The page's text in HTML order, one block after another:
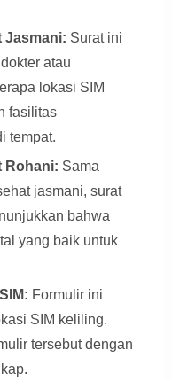
Jasmani: Surat ini
atau
lokasi SIM
fasilitas
tempat.
Rohani: Sama
jasmani, surat
bahwa
yang baik untuk
Formulir ini
SIM keliling.
tersebut dengan